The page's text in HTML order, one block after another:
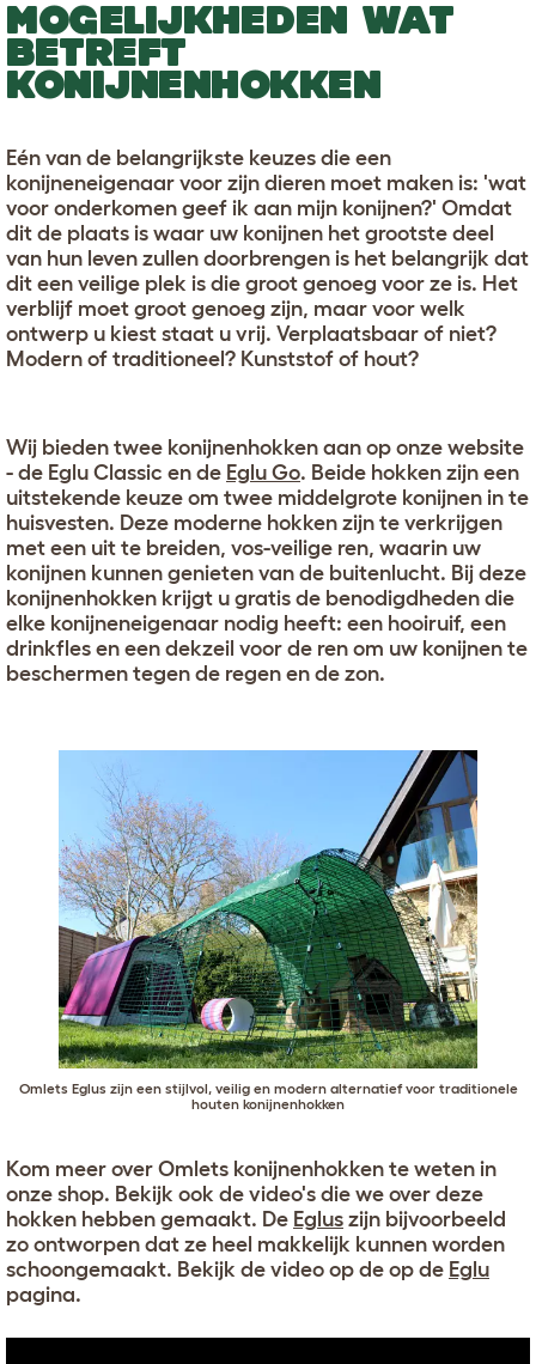
MOGELIJKHEDEN WAT
BETREFT
KONIJNENHOKKEN
Eén van de belangrijkste keuzes die een
konijneneigenaar voor zijn dieren moet maken is: 'wat
voor onderkomen geef ik aan mijn konijnen?' Omdat
dit de plaats is waar uw konijnen het grootste deel
van hun leven zullen doorbrengen is het belangrijk dat
dit een veilige plek is die groot genoeg voor ze is. Het
verblijf moet groot genoeg zijn, maar voor welk
ontwerp u kiest staat u vrij. Verplaatsbaar of niet?
Modern of traditioneel? Kunststof of hout?
Wij bieden twee konijnenhokken aan op onze website
- de Eglu Classic en de Eglu Go. Beide hokken zijn een
uitstekende keuze om twee middelgrote konijnen in te
huisvesten. Deze moderne hokken zijn te verkrijgen
met een uit te breiden, vos-veilige ren, waarin uw
konijnen kunnen genieten van de buitenlucht. Bij deze
konijnenhokken krijgt u gratis de benodigdheden die
elke konijneneigenaar nodig heeft: een hooiruif, een
drinkfles en een dekzeil voor de ren om uw konijnen te
beschermen tegen de regen en de zon.
Omlets Eglus zijn een stijlvol, veilig en modern alternatief voor traditionele
houten konijnenhokken
Kom meer over Omlets konijnenhokken te weten in
onze shop. Bekijk ook de video's die we over deze
hokken hebben gemaakt. De Eglus zijn bijvoorbeeld
zo ontworpen dat ze heel makkelijk kunnen worden
schoongemaakt. Bekijk de video op de op de Eglu
pagina.